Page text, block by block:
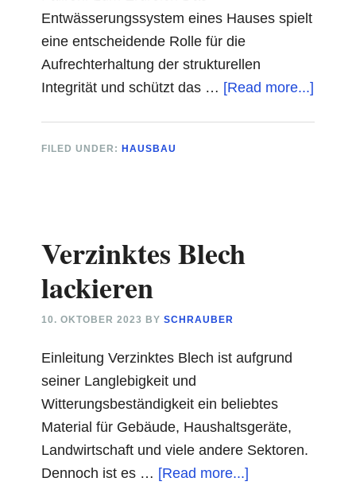
Entwässerungssystem eines Hauses spielt
eine entscheidende Rolle für die
Aufrechterhaltung der strukturellen
Integrität und schützt das … [Read more...]
FILED UNDER: HAUSBAU
Verzinktes Blech
lackieren
10. OKTOBER 2023 BYSCHRAUBER
Einleitung Verzinktes Blech ist aufgrund
seiner Langlebigkeit und
Witterungsbeständigkeit ein beliebtes
Material für Gebäude, Haushaltsgeräte,
Landwirtschaft und viele andere Sektoren.
Dennoch ist es … [Read more...]